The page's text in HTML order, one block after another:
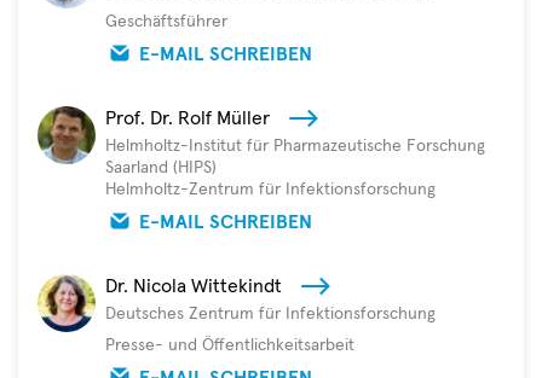
Geschäftsführer
E-MAIL SCHREIBEN
Prof. Dr. Rolf Müller
Helmholtz-Institut für Pharmazeutische Forschung
Saarland (HIPS)
Helmholtz-Zentrum für Infektionsforschung
E-MAIL SCHREIBEN
Dr. Nicola Wittekindt
Deutsches Zentrum für Infektionsforschung
Presse- und Öffentlichkeitsarbeit